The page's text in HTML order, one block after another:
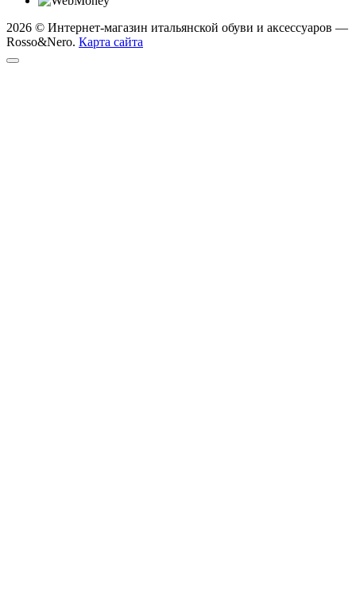
2026 © Интернет-магазин итальянской обуви и аксессуаров —
Rosso&Nero. Карта сайта